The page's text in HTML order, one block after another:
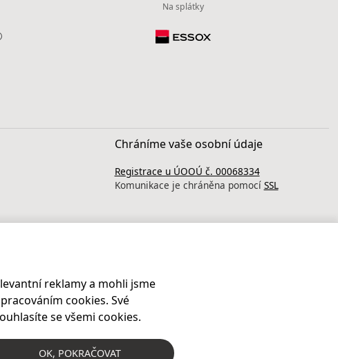
Na splátky
Chráníme vaše osobní údaje
Registrace u ÚOOÚ č. 00068334
Komunikace je chráněna pomocí SSL
reklamy a mohli jsme
cookies. Své
se všemi cookies.
OK, POKRAČOVAT